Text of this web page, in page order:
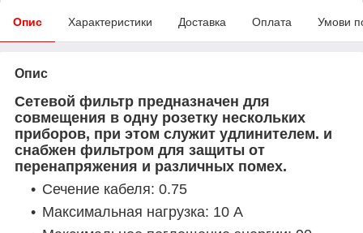
Опис Характеристики Доставка Оплата Умови
Опис
Сетевой фильтр предназначен для
совмещения в одну розетку нескольких
приборов, при этом служит удлинителем. и
снабжен фильтром для защиты от
перенапряжения и различных помех.
Сечение кабеля: 0.75
Максимальная нагрузка: 10 А